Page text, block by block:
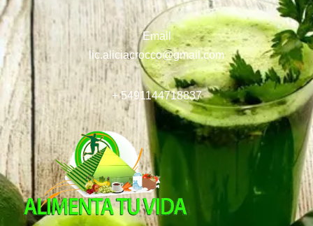
Email
lic.aliciacrocco@gmail.com
+ 5491144718837